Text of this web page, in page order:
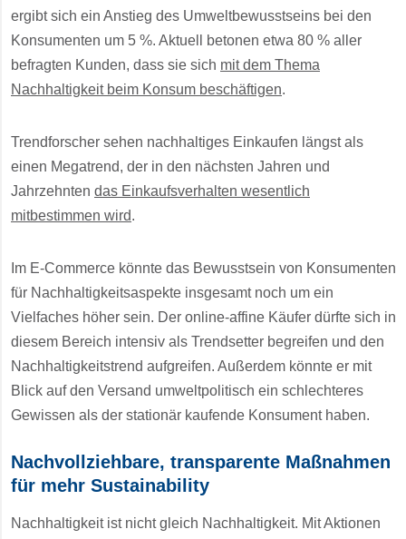
ergibt sich ein Anstieg des Umweltbewusstseins bei den
Konsumenten um 5 %. Aktuell betonen etwa 80 % aller
befragten Kunden, dass sie sich mit dem Thema
Nachhaltigkeit beim Konsum beschäftigen.
Trendforscher sehen nachhaltiges Einkaufen längst als
einen Megatrend, der in den nächsten Jahren und
Jahrzehnten das Einkaufsverhalten wesentlich
mitbestimmen wird.
Im E-Commerce könnte das Bewusstsein von Konsumenten
für Nachhaltigkeitsaspekte insgesamt noch um ein
Vielfaches höher sein. Der online-affine Käufer dürfte sich in
diesem Bereich intensiv als Trendsetter begreifen und den
Nachhaltigkeitstrend aufgreifen. Außerdem könnte er mit
Blick auf den Versand umweltpolitisch ein schlechteres
Gewissen als der stationär kaufende Konsument haben.
Nachvollziehbare, transparente Maßnahmen
für mehr Sustainability
Nachhaltigkeit ist nicht gleich Nachhaltigkeit. Mit Aktionen